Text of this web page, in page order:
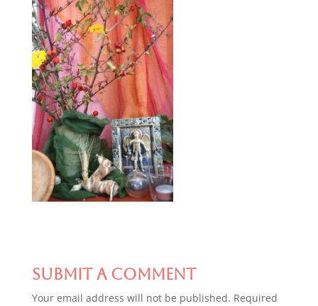
Submit a Comment
Your email address will not be published. Required